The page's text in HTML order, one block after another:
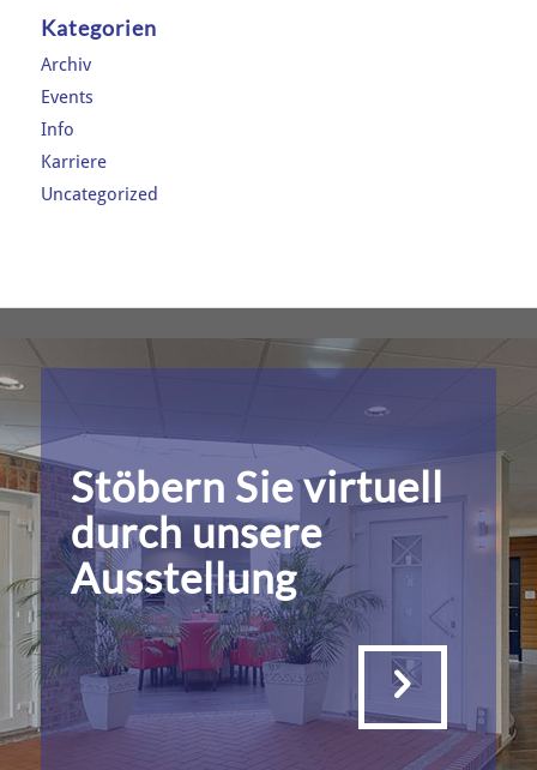
Kategorien
Archiv
Events
Info
Karriere
Uncategorized
Stöbern Sie virtuell
durch unsere
Ausstellung